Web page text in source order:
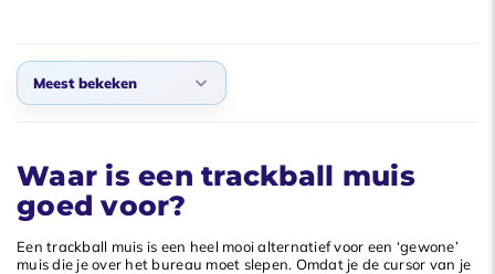
Meest bekeken
Meest bekeken
Nieuwste producten
Laagste prijs
Waar is een trackball muis
goed voor?
Een trackball muis is een heel mooi alternatief voor een ‘gewone’
muis die je over het bureau moet slepen. Omdat je de cursor van je